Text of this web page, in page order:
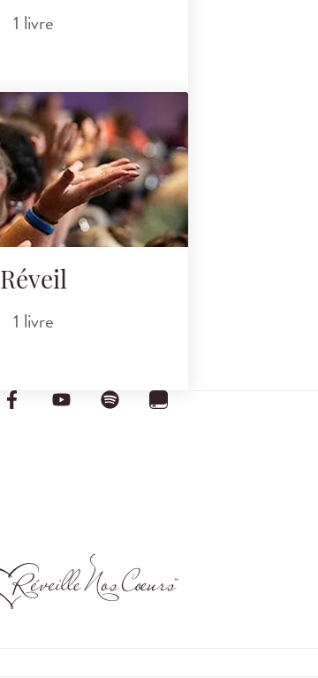
1 livre
Réveil
1 livre